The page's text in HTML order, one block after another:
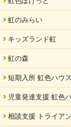
虹のみらい
キッズランド虹
虹の森
短期入所 虹色ハウス
児童発達支援 虹色
相談支援 トライア